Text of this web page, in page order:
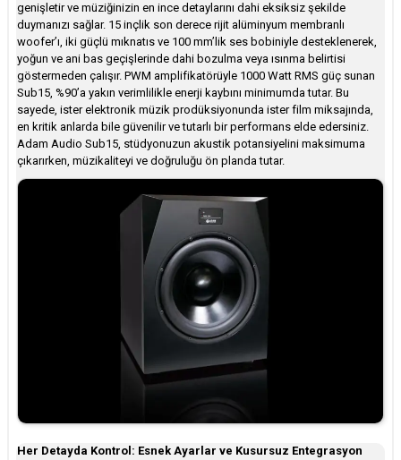
genişletir ve müziğinizin en ince detaylarını dahi eksiksiz şekilde
duymanızı sağlar. 15 inçlik son derece rijit alüminyum membranlı
woofer’ı, iki güçlü mıknatıs ve 100 mm’lik ses bobiniyle desteklenerek,
yoğun ve ani bas geçişlerinde dahi bozulma veya ısınma belirtisi
göstermeden çalışır. PWM amplifikatörüyle 1000 Watt RMS güç sunan
Sub15, %90’a yakın verimlilikle enerji kaybını minimumda tutar. Bu
sayede, ister elektronik müzik prodüksiyonunda ister film miksajında,
en kritik anlarda bile güvenilir ve tutarlı bir performans elde edersiniz.
Adam Audio Sub15, stüdyonuzun akustik potansiyelini maksimuma
çıkarırken, müzikaliteyi ve doğruluğu ön planda tutar.
Her Detayda Kontrol: Esnek Ayarlar ve Kusursuz Entegrasyon